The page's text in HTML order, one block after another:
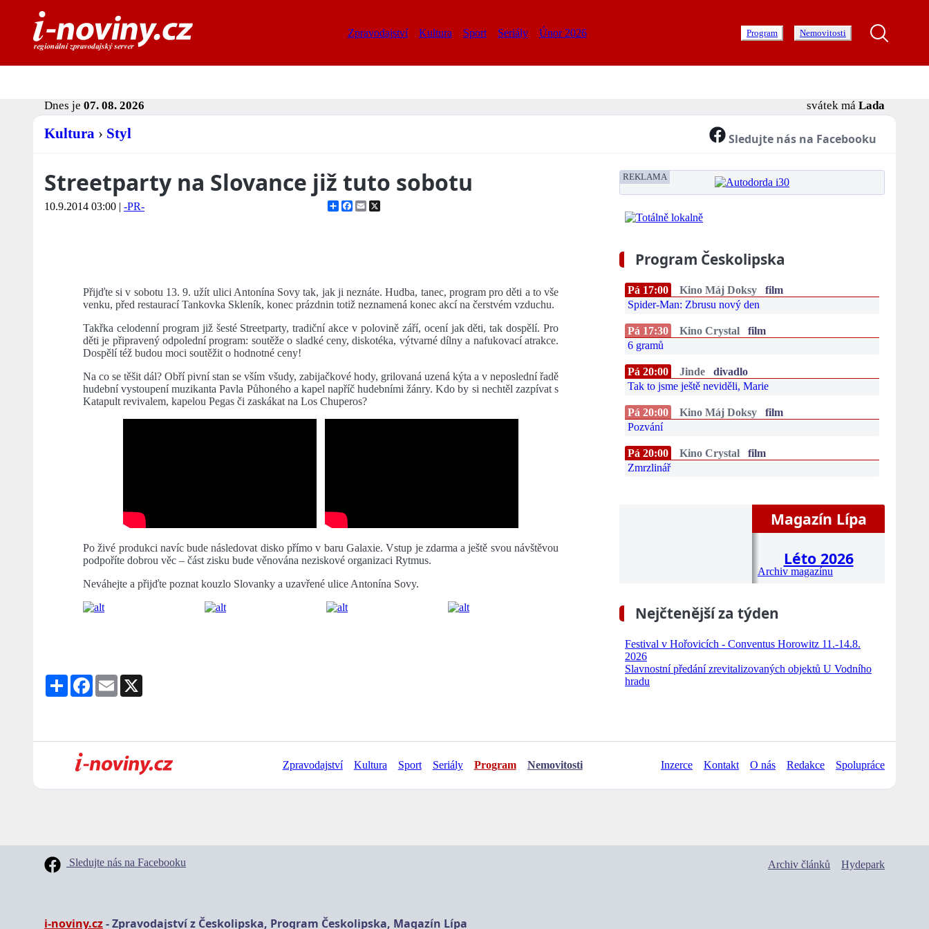
Zpravodajství Kultura Sport Seriály Únor 2026 Program Nemovitosti
Dnes je 07. 08. 2026 svátek má Lada
Kultura › Styl Sledujte nás na Facebooku
Streetparty na Slovance již tuto sobotu
10.9.2014 03:00 | -PR- ShareFacebook
Email
Přijďte si v sobotu 13. 9. užít ulici Antonína Sovy tak, jak ji neznáte. Hudba, tanec, program pro děti a to vše
venku, před restaurací Tankovka Skleník, konec prázdnin totiž neznamená konec akcí na čerstvém vzduchu.
Takřka celodenní program již šesté Streetparty, tradiční akce v polovině září, ocení jak děti, tak dospělí. Pro
děti je připravený odpolední program: soutěže o sladké ceny, diskotéka, výtvarné dílny a nafukovací atrakce.
Dospělí též budou moci soutěžit o hodnotné ceny!
Na co se těšit dál? Obří pivní stan se vším všudy, zabijačkové hody, grilovaná uzená kýta a v neposlední řadě
hudební vystoupení muzikanta Pavla Půhoného a kapel napříč hudebními žánry. Kdo by si nechtěl zazpívat s
Katapult revivalem, kapelou Pegas či zaskákat na Los Chuperos?
Po živé produkci navíc bude následovat disko přímo v baru Galaxie. Vstup je zdarma a ještě svou návštěvou
podpoříte dobrou věc – část zisku bude věnována neziskové organizaci Rytmus.
Neváhejte a přijďte poznat kouzlo Slovanky a uzavřené ulice Antonína Sovy.
Share Facebook
Email
REKLAMA
Program Českolipska
Pá 17:00 Kino Máj Doksy
film
Spider-Man: Zbrusu nový den
Pá 17:30 Kino Crystal
film
6 gramů
Pá 20:00 Jinde
divadlo
Tak to jsme ještě neviděli, Marie
Pá 20:00 Kino Máj Doksy
film
Pozvání
Pá 20:00 Kino Crystal
film
Zmrzlinář
Magazín Lípa
Léto 2026
Archiv magazínu
Nejčtenější za týden
Festival v Hořovicích - Conventus Horowitz 11.-14.8.
2026
Slavnostní předání zrevitalizovaných objektů U Vodního
hradu
Zpravodajství Kultura Sport Seriály Program Nemovitosti Inzerce Kontakt O nás Redakce Spolupráce
Sledujte nás na Facebooku Archiv článků Hydepark
i-noviny.cz- Zpravodajství z Českolipska, Program Českolipska, Magazín Lípa